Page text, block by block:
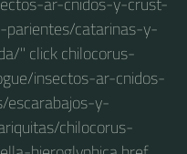
parientes/catarinas-y-
" click chilocorus-
insectos-ar-cnidos-
y-
chilocorus-